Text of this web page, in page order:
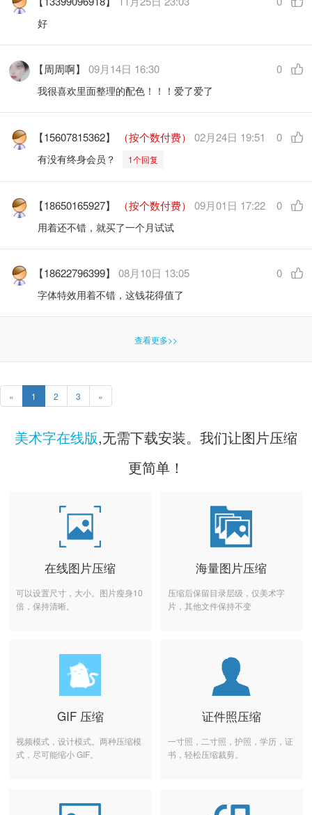
好
【周周啊】09月14日 16:30 0
我很喜欢里面整理的配色！！！爱了爱了
【15607815362】 （按个数付费） 02月24日 19:51 0
有没有终身会员？ 1个回复
【18650165927】 （按个数付费） 09月01日 17:22 0
用着还不错，就买了一个月试试
【18622796399】08月10日 13:05 0
字体特效用着不错，这钱花得值了
查看更多>>
« 1 2 3 »
美术字在线版,无需下载安装。我们让图片压缩
更简单！
在线图片压缩
可以设置尺寸，大小。图片瘦身10
倍，保持清晰。
海量图片压缩
压缩后保留目录层级，仅美术字
片，其他文件保持不变
GIF 压缩
视频模式，设计模式。两种压缩模
式，尽可能缩小 GIF。
证件照压缩
一寸照，二寸照，护照，学历，证
书，轻松压缩裁剪。